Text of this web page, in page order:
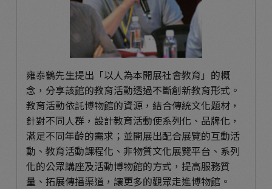
雍泰鶴先生提出「以人為本開展社會教育」的概
念，分享該館的教育活動透過不斷創新教育形式。
教育活動依託博物館的資源，結合傳統文化題材，
針對不同人群，設計教育活動使系列化、品牌化，
滿足不同年齡的需求；並開展出配合展覽的互動活
動、教育活動課程化、非物質文化展覽平台、系列
化的公眾講座及活動博物館的方式，提高服務質
量、拓展傳播渠道，讓更多的觀眾走進博物館。